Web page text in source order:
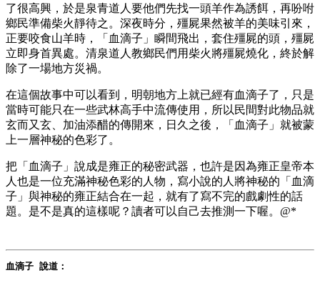
了很高興，於是泉青道人要他們先找一頭羊作為誘餌，再吩咐
鄉民準備柴火靜待之。深夜時分，殭屍果然被羊的美味引來，
正要咬食山羊時，「血滴子」瞬間飛出，套住殭屍的頭，殭屍
立即身首異處。清泉道人教鄉民們用柴火將殭屍燒化，終於解
除了一場地方災禍。
在這個故事中可以看到，明朝地方上就已經有血滴子了，只是
當時可能只在一些武林高手中流傳使用，所以民間對此物品就
玄而又玄、加油添醋的傳開來，日久之後，「血滴子」就被蒙
上一層神秘的色彩了。
把「血滴子」說成是雍正的秘密武器，也許是因為雍正皇帝本
人也是一位充滿神秘色彩的人物，寫小說的人將神秘的「血滴
子」與神秘的雍正結合在一起，就有了寫不完的戲劇性的話
題。是不是真的這樣呢？讀者可以自己去推測一下喔。@*
血滴子 說道：